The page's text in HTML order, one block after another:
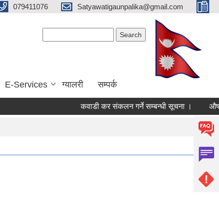
079411076 Satyawatigaunpalika@gmail.com
E-Services ग्यालरी सम्पर्क
कवाडी कर संकलन गर्ने सम्बन्धी सूचना । औषधी